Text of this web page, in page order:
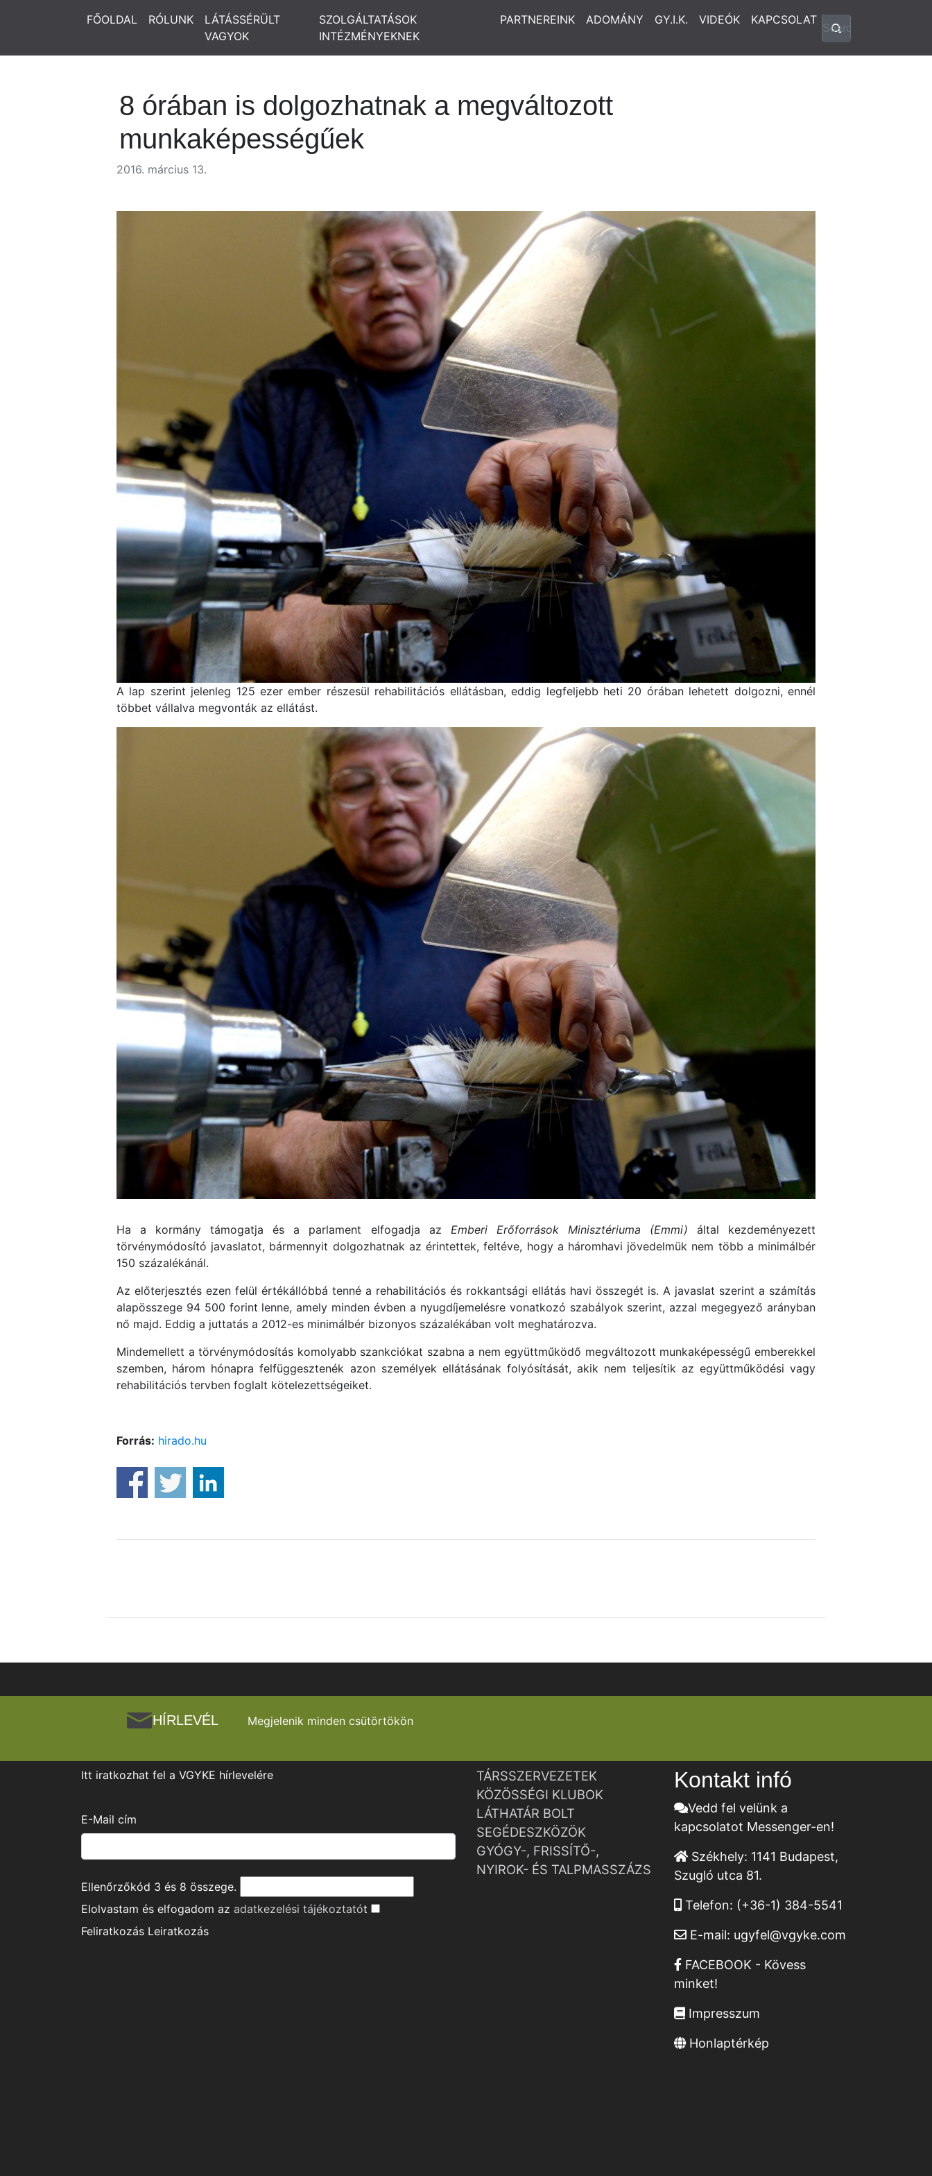
FŐOLDAL RÓLUNK
LÁTÁSSÉRÜLT
VAGYOK
SZOLGÁLTATÁSOK
INTÉZMÉNYEKNEK
PARTNEREINK ADOMÁNY GY.I.K. VIDEÓK KAPCSOLAT
8 órában is dolgozhatnak a megváltozott
munkaképességűek
2016. március 13.
A lap szerint jelenleg 125 ezer ember részesül rehabilitációs ellátásban, eddig legfeljebb heti 20 órában lehetett dolgozni, ennél
többet vállalva megvonták az ellátást.
Ha a kormány támogatja és a parlament elfogadja az Emberi Erőforrások Minisztériuma (Emmi) által kezdeményezett
törvénymódosító javaslatot, bármennyit dolgozhatnak az érintettek, feltéve, hogy a háromhavi jövedelmük nem több a minimálbér
150 százalékánál.
Az előterjesztés ezen felül értékállóbbá tenné a rehabilitációs és rokkantsági ellátás havi összegét is. A javaslat szerint a számítás
alapösszege 94 500 forint lenne, amely minden évben a nyugdíjemelésre vonatkozó szabályok szerint, azzal megegyező arányban
nő majd. Eddig a juttatás a 2012-es minimálbér bizonyos százalékában volt meghatározva.
Mindemellett a törvénymódosítás komolyabb szankciókat szabna a nem együttműködő megváltozott munkaképességű emberekkel
szemben, három hónapra felfüggesztenék azon személyek ellátásának folyósítását, akik nem teljesítik az együttműködési vagy
rehabilitációs tervben foglalt kötelezettségeiket.
Forrás: hirado.hu
HÍRLEVÉL Megjelenik minden csütörtökön
Itt iratkozhat fel a VGYKE hírlevelére
E-Mail cím
Ellenőrzőkód 3 és 8 összege.
Elolvastam és elfogadom az adatkezelési tájékoztatót
Feliratkozás Leiratkozás
TÁRSSZERVEZETEK
KÖZÖSSÉGI KLUBOK
LÁTHATÁR BOLT
SEGÉDESZKÖZÖK
GYÓGY-, FRISSÍTŐ-,
NYIROK- ÉS TALPMASSZÁZS
Kontakt infó
Vedd fel velünk a
kapcsolatot Messenger-en!
Székhely: 1141 Budapest,
Szugló utca 81.
Telefon: (+36-1) 384-5541
E-mail: ugyfel@vgyke.com
FACEBOOK - Kövess
minket!
Impresszum
Honlaptérkép